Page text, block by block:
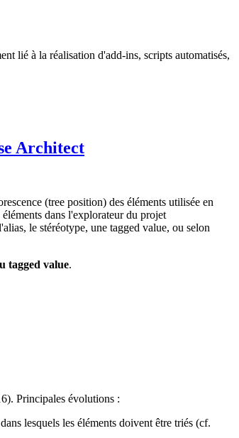
lié à la réalisation d'add-ins, scripts automatisés,
Architect
(tree position) des éléments utilisée en
dans l'explorateur du projet
le stéréotype, une tagged value, ou selon
tagged value.
Principales évolutions :
lesquels les éléments doivent être triés (cf.